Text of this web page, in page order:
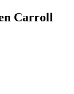
Carroll